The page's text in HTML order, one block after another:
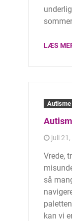
LÆS
Autisme
juli 21,
Vrede,
så
kan vi